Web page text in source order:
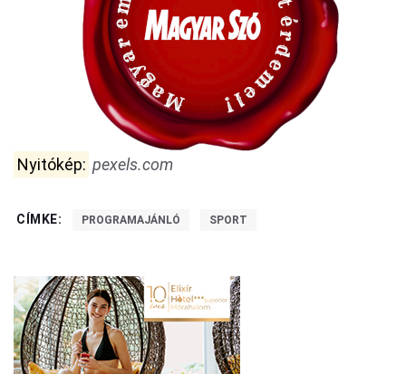
Nyitókép: pexels.com
CÍMKE: PROGRAMAJÁNLÓ SPORT